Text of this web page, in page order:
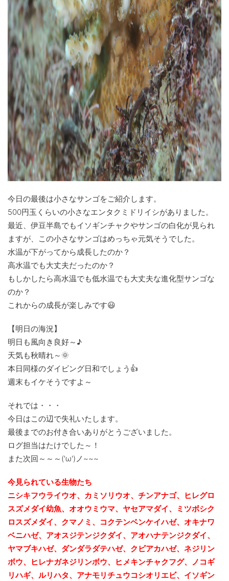
今日の最後は小さなサンゴをご紹介します。
500円玉くらいの小さなエンタクミドリイシがありました。
最近、伊豆半島でもイソギンチャクやサンゴの白化が見られ
ますが、この小さなサンゴはめっちゃ元気そうでした。
水温が下がってから成長したのか？
高水温でも大丈夫だったのか？
もしかしたら高水温でも低水温でも大丈夫な進化型サンゴな
のか？
これからの成長が楽しみです😃
【明日の海況】
明日も風向き良好～♪
天気も秋晴れ～🌞
本日同様のダイビング日和でしょう👍
週末もイケそうですよ～
それでは・・・
今日はこの辺で失礼いたします。
最後までのお付き合いありがとうございました。
ログ担当はたけでした～！
また次回～～～('ω')ノ~~~
今見られている生物たち
ニシキフウライウオ、カミソリウオ、チンアナゴ、ヒレグロ
スズメダイ幼魚、 オオウミウマ、ヤセアマダイ、ミツボシク
ロスズメダイ、クマノミ、コクテンベンケイハゼ、オキナワ
ベニハゼ、アオスジテンジクダイ、 アオハナテンジクダイ、
ヤマブキハゼ、ダンダラダテハゼ、クビアカハゼ、ネジリン
ボウ、ヒレナガネジリンボウ、ヒメキンチャクフグ、ノコギ
リハギ、ルリハタ、アナモリチュウコシオリエビ、 イソギン